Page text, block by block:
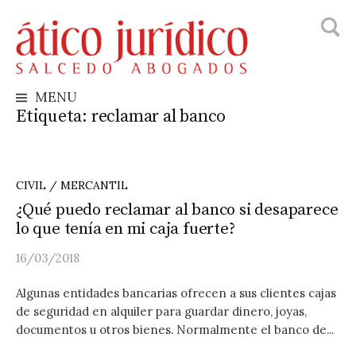
to
content
MENU
Etiqueta: reclamar al banco
CIVIL / MERCANTIL
¿Qué puedo reclamar al banco si desaparece
lo que tenía en mi caja fuerte?
16/03/2018
Algunas entidades bancarias ofrecen a sus clientes cajas
de seguridad en alquiler para guardar dinero, joyas,
documentos u otros bienes. Normalmente el banco de...